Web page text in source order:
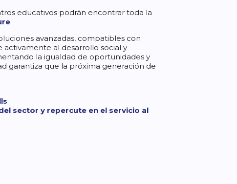
educativos podrán encontrar toda la
.
avanzadas, compatibles con
activamente al desarrollo social y
la igualdad de oportunidades y
garantiza que la próxima generación de
sector y repercute en el servicio al